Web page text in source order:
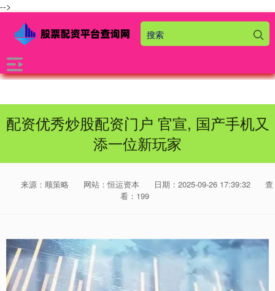
-->
配资优秀炒股配资门户 官宣, 国产手机又
添一位新玩家
来源：顺策略 网站：恒运资本 日期：2025-09-26 17:39:32
查
看：199